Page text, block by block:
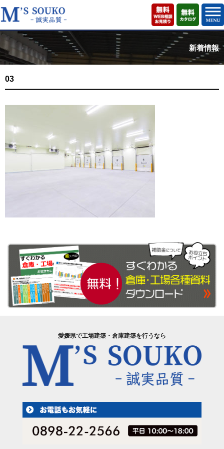
新着情報
03
愛媛県で工場建築・倉庫建築を行うなら